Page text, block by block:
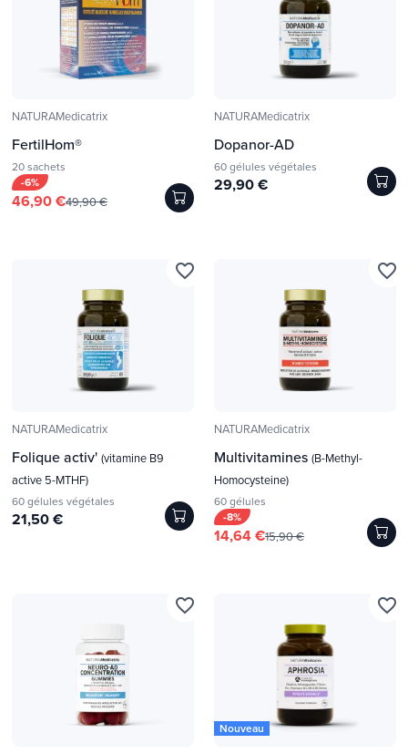
NATURAMedicatrix
FertilHom®
20 sachets
-6%
46,90 €49,90 €
NATURAMedicatrix
Dopanor-AD
60 gélules végétales
29,90 €
NATURAMedicatrix
Folique activ' (vitamine B9
active 5-MTHF)
60 gélules végétales
21,50 €
favorite_border
NATURAMedicatrix
Multivitamines (B-Methyl-
Homocysteine)
60 gélules
-8%
14,64 €15,90 €
favorite_border
favorite_border
Nouveau
favorite_border